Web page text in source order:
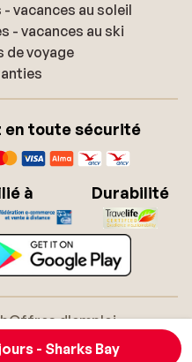
- Sharks Bay
vacances au soleil
- vacances au ski
voyage
en toute sécurité
à Durabilité
Offres d'emploi
soleil
légalesGlossaire